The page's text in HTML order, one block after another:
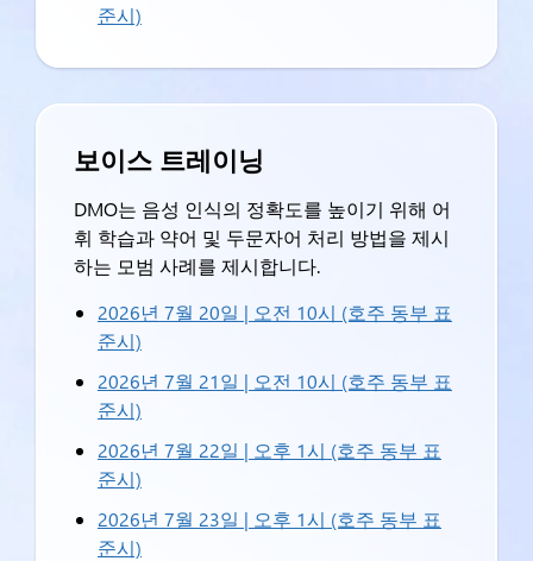
준시)
보이스 트레이닝
DMO는 음성 인식의 정확도를 높이기 위해 어
휘 학습과 약어 및 두문자어 처리 방법을 제시
하는 모범 사례를 제시합니다.
2026년 7월 20일 | 오전 10시 (호주 동부 표
준시)
2026년 7월 21일 | 오전 10시 (호주 동부 표
준시)
2026년 7월 22일 | 오후 1시 (호주 동부 표
준시)
2026년 7월 23일 | 오후 1시 (호주 동부 표
준시)